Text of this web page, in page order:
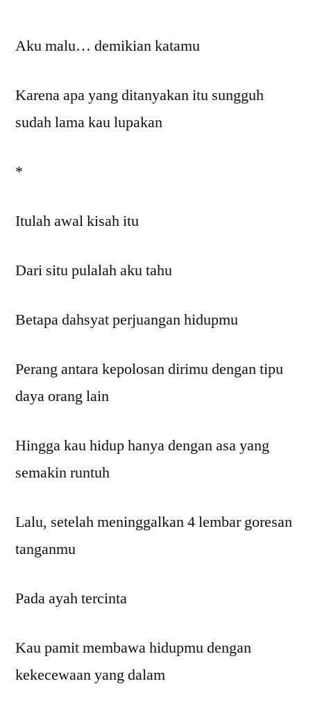
Aku malu… demikian katamu
Karena apa yang ditanyakan itu sungguh
sudah lama kau lupakan
*
Itulah awal kisah itu
Dari situ pulalah aku tahu
Betapa dahsyat perjuangan hidupmu
Perang antara kepolosan dirimu dengan tipu
daya orang lain
Hingga kau hidup hanya dengan asa yang
semakin runtuh
Lalu, setelah meninggalkan 4 lembar goresan
tanganmu
Pada ayah tercinta
Kau pamit membawa hidupmu dengan
kekecewaan yang dalam